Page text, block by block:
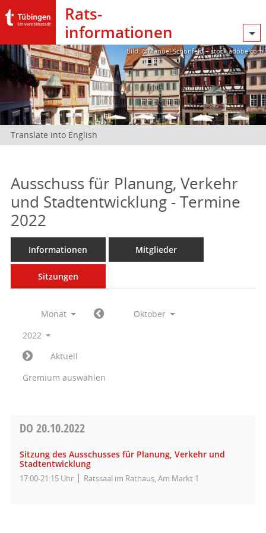
Rats­
informationen
Bild: @Manuel Schönfeld – stock.adobe.com
Translate into English
Ausschuss für Planung, Verkehr
und Stadtentwicklung - Termine
2022
Informationen Mitglieder
Sitzungen
Monat
Oktober
2022
Aktuell
Gremium auswählen
DO 20.10.2022
Sitzung des Ausschusses für Planung, Verkehr und
Stadtentwicklung
17:00-21:15 Uhr Ratssaal im Rathaus, Am Markt 1